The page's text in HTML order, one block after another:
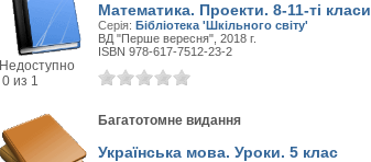
Недоступно
0 из 1
Математика. Проекти. 8-11-ті класи
Серія: Бібліотека 'Шкільного світу'
ВД "Перше вересня", 2018 г.
ISBN 978-617-7512-23-2
Багатотомне видання
Українська мова. Уроки. 5 клас